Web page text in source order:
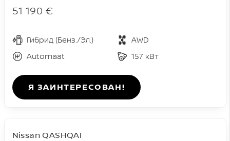
51 190 €
Гибрид (Бенз./Эл.)
AWD
Automaat
157 кВт
Я ЗАИНТЕРЕСОВАН!
Nissan QASHQAI